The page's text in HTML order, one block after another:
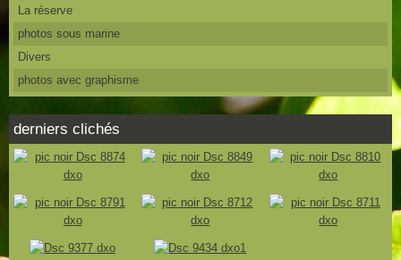
La réserve
photos sous marine
Divers
photos avec graphisme
derniers clichés